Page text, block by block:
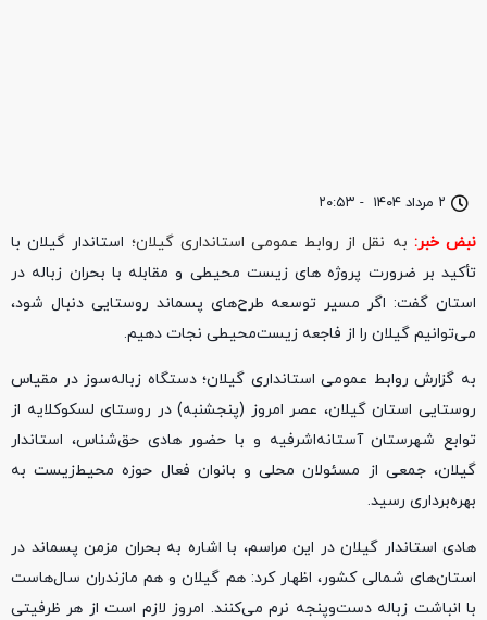
۲ مرداد ۱۴۰۴ - ۲۰:۵۳
نبض خبر: به نقل از روابط عمومی استانداری گیلان؛ استاندار گیلان با
تأکید بر ضرورت پروژه های زیست محیطی و مقابله با بحران زباله در
استان گفت: اگر مسیر توسعه طرح‌های پسماند روستایی دنبال شود،
می‌توانیم گیلان را از فاجعه زیست‌محیطی نجات دهیم.
به گزارش روابط عمومی استانداری گیلان؛ دستگاه زباله‌سوز در مقیاس
روستایی استان گیلان، عصر امروز (پنجشنبه) در روستای لسکوکلایه از
توابع شهرستان آستانه‌اشرفیه و با حضور هادی حق‌شناس، استاندار
گیلان، جمعی از مسئولان محلی و بانوان فعال حوزه محیط‌زیست به
بهره‌برداری رسید.
هادی استاندار گیلان در این مراسم، با اشاره به بحران مزمن پسماند در
استان‌های شمالی کشور، اظهار کرد: هم گیلان و هم مازندران سال‌هاست
با انباشت زباله دست‌وپنجه نرم می‌کنند. امروز لازم است از هر ظرفیتی